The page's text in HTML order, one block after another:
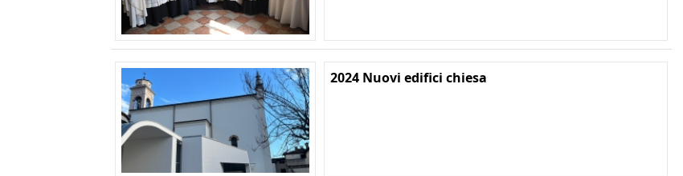
2024 Nuovi edifici chiesa